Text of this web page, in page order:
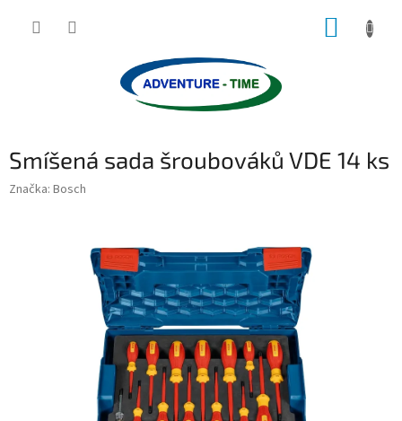
Smíšená sada šroubováků VDE 14 ks
Značka: Bosch